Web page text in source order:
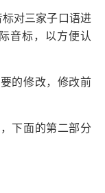
对三家子口语进
音标，以方便认
的修改，修改前
下面的第二部分